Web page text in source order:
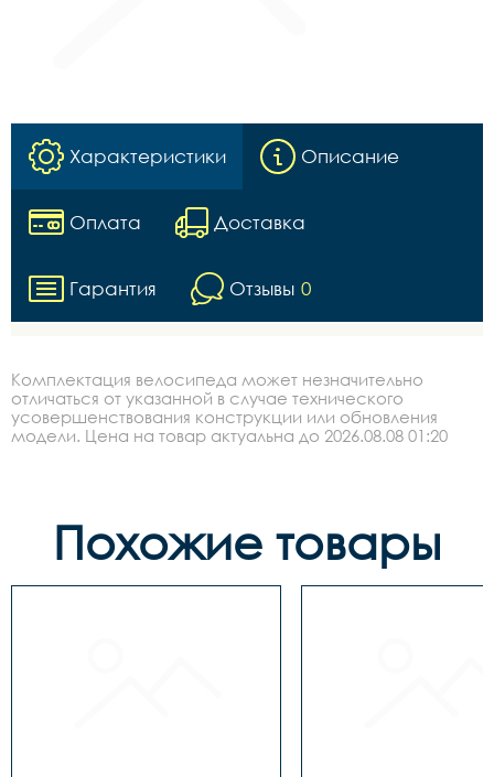
Характеристики Описание
Оплата Доставка
Гарантия Отзывы 0
Комплектация велосипеда может незначительно
отличаться от указанной в случае технического
усовершенствования конструкции или обновления
модели. Цена на товар актуальна до 2026.08.08 01:20
Похожие товары